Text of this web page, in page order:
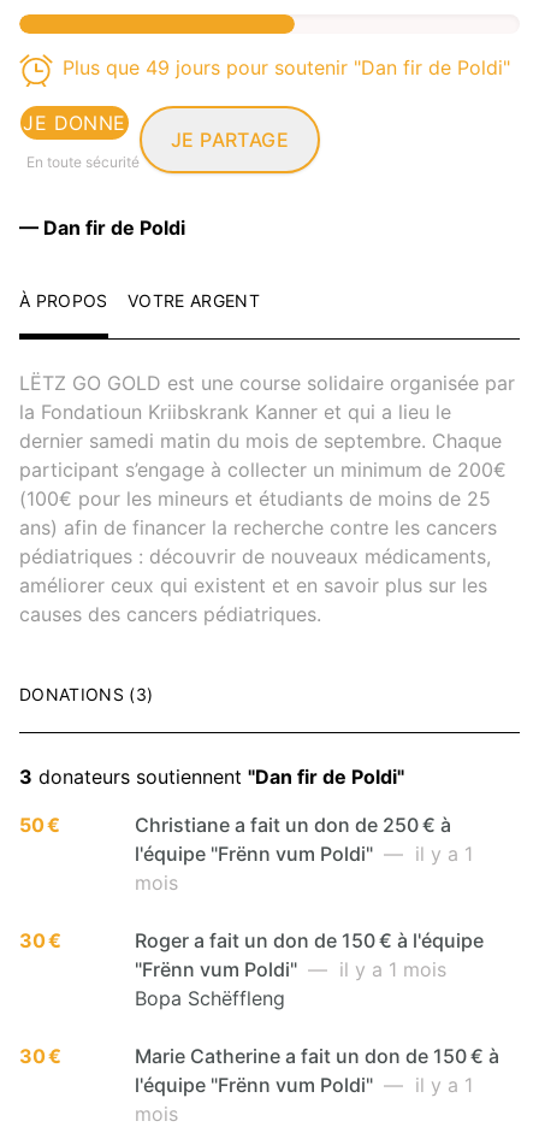
Plus que 49 jours pour soutenir "Dan fir de Poldi"
JE DONNE
En toute sécurité
JE PARTAGE
— Dan fir de Poldi
À PROPOS VOTRE ARGENT
LËTZ GO GOLD est une course solidaire organisée par
la Fondatioun Kriibskrank Kanner et qui a lieu le
dernier samedi matin du mois de septembre. Chaque
participant s’engage à collecter un minimum de 200€
(100€ pour les mineurs et étudiants de moins de 25
ans) afin de financer la recherche contre les cancers
pédiatriques : découvrir de nouveaux médicaments,
améliorer ceux qui existent et en savoir plus sur les
causes des cancers pédiatriques.
DONATIONS (3)
3 donateurs soutiennent "Dan fir de Poldi"
50 €
Christiane a fait un don de 250 € à
l'équipe "Frënn vum Poldi" — il y a 1
mois
30 €
Roger a fait un don de 150 € à l'équipe
"Frënn vum Poldi" — il y a 1 mois
Bopa Schëffleng
30 €
Marie Catherine a fait un don de 150 € à
l'équipe "Frënn vum Poldi" — il y a 1
mois